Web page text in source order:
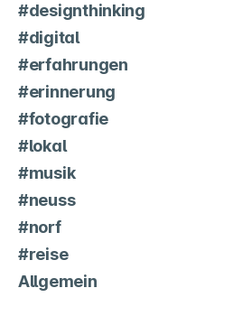
#designthinking
#digital
#erfahrungen
#erinnerung
#fotografie
#lokal
#musik
#neuss
#norf
#reise
Allgemein